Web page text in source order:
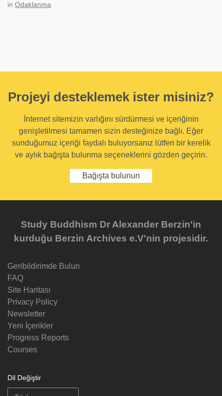
in Odaklanma
Projeyi desteklemek ister misiniz?
İnternet sitemizin varlığını sürdürmesi ve içeriğinin
genişletilmesi tamamen sizin desteğinize bağlı. Eğer
sunduğumuz içeriği faydalı buluyorsanız lütfen bir kerelik
ve aylık bağışta bulunma seçeneklerini gözden geçirin.
Bağışta bulunun
Study Buddhism Dr Alexander Berzin'in
kurduğu Berzin Archives e.V'nin projesidir.
Geribildirimde Bulun
FAQ
Site Haritası
Privacy Policy
Newsletter
Yeni İçerikler
Progress Reports
Courses
Dil Değiştir